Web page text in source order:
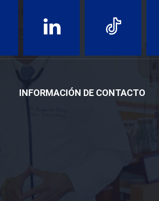
INFORMACIÓN DE CONTACTO